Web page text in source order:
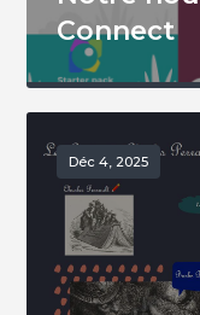
Connect
Déc 4, 2025